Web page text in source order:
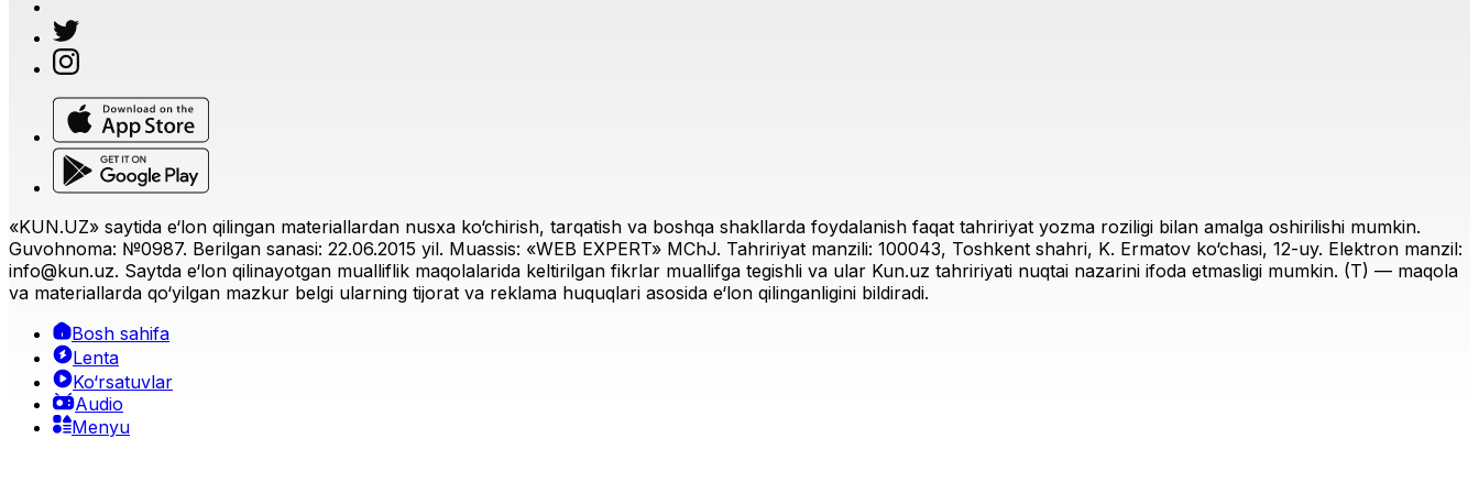
«KUN.UZ» saytida e‘lon qilingan materiallardan nusxa ko‘chirish, tarqatish va boshqa shakllarda foydalanish faqat tahririyat yozma roziligi bilan amalga oshirilishi mumkin.
Guvohnoma: №0987. Berilgan sanasi: 22.06.2015 yil. Muassis: «WEB EXPERT» MChJ. Tahririyat manzili: 100043, Toshkent shahri, K. Ermatov ko‘chasi, 12-uy. Elektron manzil:
info@kun.uz. Saytda e‘lon qilinayotgan mualliflik maqolalarida keltirilgan fikrlar muallifga tegishli va ular Kun.uz tahririyati nuqtai nazarini ifoda etmasligi mumkin. (T) — maqola
va materiallarda qo‘yilgan mazkur belgi ularning tijorat va reklama huquqlari asosida e‘lon qilinganligini bildiradi.
Bosh sahifa
Lenta
Ko‘rsatuvlar
Audio
Menyu